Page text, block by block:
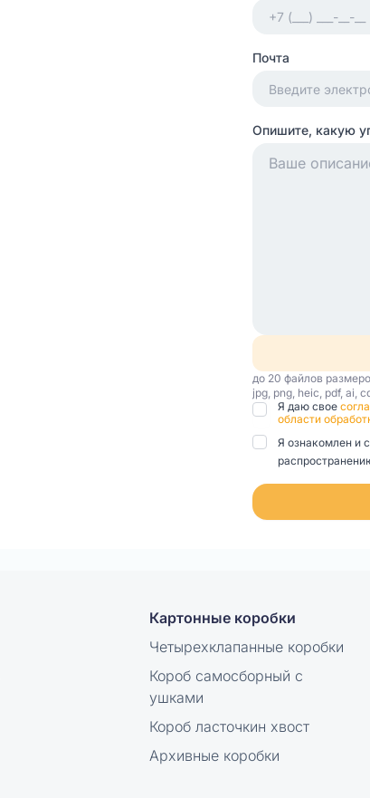
Почта
Опишите, какую
до 20 файлов
jpg, png, heic, pdf, ai,
Я даю свое
области
Я ознакомлен и
Картонные коробки
Четырехклапанные коробки
Короб самосборный с
ушками
Короб ласточкин хвост
Архивные коробки